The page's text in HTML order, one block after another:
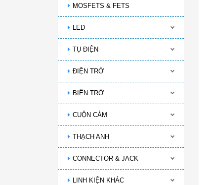
MOSFETS & FETS
LED
TỤ ĐIỆN
ĐIỆN TRỞ
BIẾN TRỞ
CUỘN CẢM
THẠCH ANH
CONNECTOR & JACK
LINH KIỆN KHÁC